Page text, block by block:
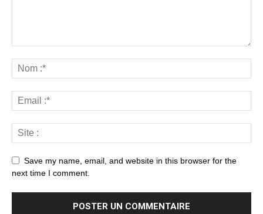
Save my name, email, and website in this browser for the
next time I comment.